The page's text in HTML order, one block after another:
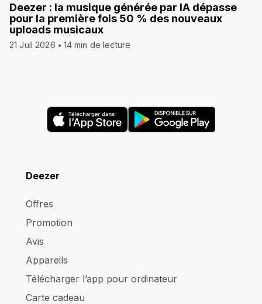
Deezer : la musique générée par IA dépasse
pour la première fois 50 % des nouveaux
uploads musicaux
21 Juil 2026 14 min de lecture
Deezer
Offres
Promotion
Avis
Appareils
Télécharger l’app pour ordinateur
Carte cadeau